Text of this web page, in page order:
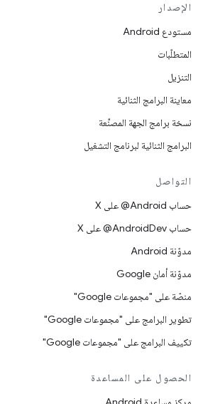
الإصدار
مستودع Android
المتطلّبات
التنزيل
معاينة البرامج الثنائية
نسخة برامج الجهة المصنِّعة
البرامج الثنائية لبرنامج التشغيل
التواصل
حساب ‎@Android على X
حساب ‎@AndroidDev على X
مدوّنة Android
مدوّنة أمان Google
منصّة على "مجموعات Google"
تطوير البرامج على "مجموعات Google"
تكييف البرامج على "مجموعات Google"
الحصول على المساعدة